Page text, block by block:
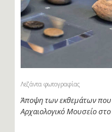
Λεζάντα φωτογραφίας
Άποψη από τη συλλογή του
Αγαθονησίου. Πηγή